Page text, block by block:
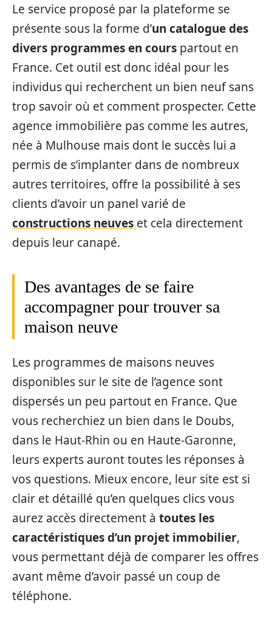
Le service proposé par la plateforme se
présente sous la forme d’un catalogue des
divers programmes en cours partout en
France. Cet outil est donc idéal pour les
individus qui recherchent un bien neuf sans
trop savoir où et comment prospecter. Cette
agence immobilière pas comme les autres,
née à Mulhouse mais dont le succès lui a
permis de s’implanter dans de nombreux
autres territoires, offre la possibilité à ses
clients d’avoir un panel varié de
constructions neuves et cela directement
depuis leur canapé.
Des avantages de se faire
accompagner pour trouver sa
maison neuve
Les programmes de maisons neuves
disponibles sur le site de l’agence sont
dispersés un peu partout en France. Que
vous recherchiez un bien dans le Doubs,
dans le Haut-Rhin ou en Haute-Garonne,
leurs experts auront toutes les réponses à
vos questions. Mieux encore, leur site est si
clair et détaillé qu’en quelques clics vous
aurez accès directement à toutes les
caractéristiques d’un projet immobilier,
vous permettant déjà de comparer les offres
avant même d’avoir passé un coup de
téléphone.